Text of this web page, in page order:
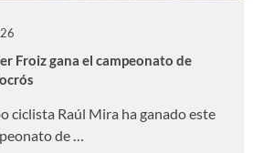
Froiz gana el campeonato de
ciclista Raúl Mira ha ganado este
de …